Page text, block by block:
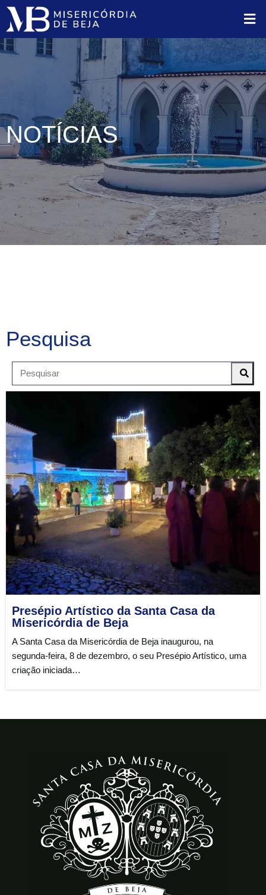
NOTÍCIAS
Pesquisa
Presépio Artístico da Santa Casa da
Misericórdia de Beja
A Santa Casa da Misericórdia de Beja inaugurou, na
segunda‑feira, 8 de dezembro, o seu Presépio Artístico, uma
criação iniciada…